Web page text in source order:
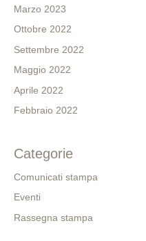
Marzo 2023
Ottobre 2022
Settembre 2022
Maggio 2022
Aprile 2022
Febbraio 2022
Categorie
Comunicati stampa
Eventi
Rassegna stampa